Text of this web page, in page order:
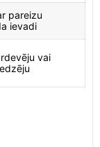
pareizu
ievadi
vai